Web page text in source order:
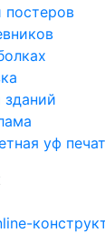
зданий
уф